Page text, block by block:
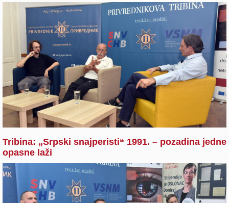
Tribina: „Srpski snajperisti“ 1991. – pozadina jedne
opasne laži